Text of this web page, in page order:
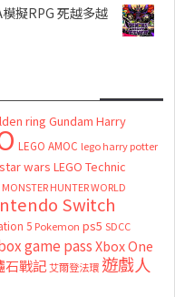
擬RPG 死越多越
ring Gundam Harry
LEGO AMOC lego harry potter
wars LEGO Technic
MONSTER HUNTER WORLD
Switch
5 Pokemon ps5 SDCC
game passXbox One
石戰記艾爾登法環 遊戲人